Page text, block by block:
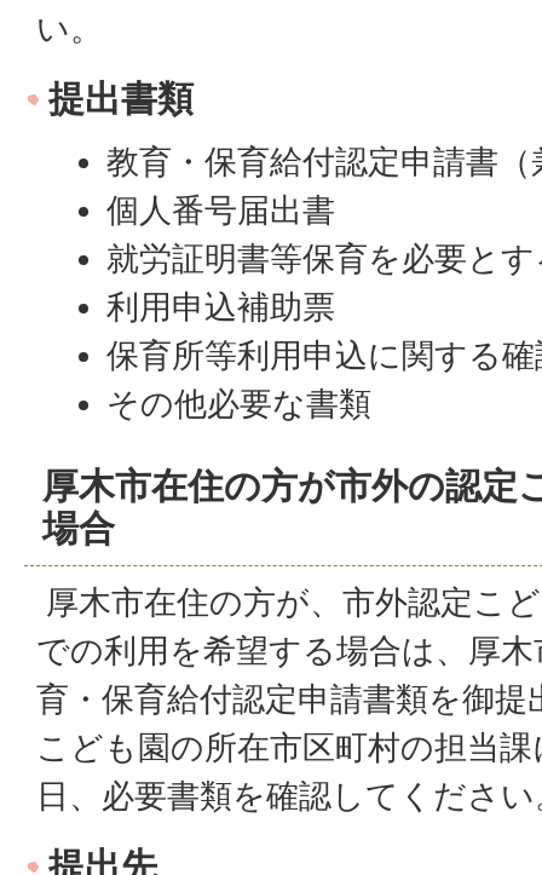
い。
提出書類
教育・保育給付認定申請書
個人番号届出書
就労証明書等保育を必要と
利用申込補助票
保育所等利用申込に関する
その他必要な書類
厚木市在住の方が市外の認定
場合
厚木市在住の方が、市外認定こ
での利用を希望する場合は、厚
育・保育給付認定申請書類を御
こども園の所在市区町村の担当
日、必要書類を確認してください
提出先